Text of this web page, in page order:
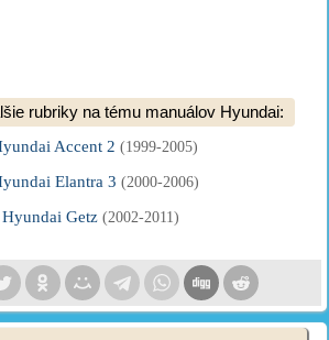
rubriky na tému manuálov Hyundai:
Accent 2 (1999-2005)
Elantra 3 (2000-2006)
Getz (2002-2011)